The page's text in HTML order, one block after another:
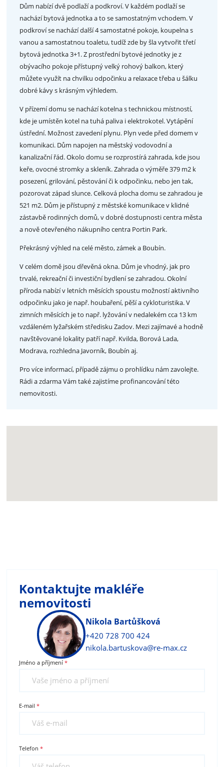
Dům nabízí dvě podlaží a podkroví. V každém podlaží se
nachází bytová jednotka a to se samostatným vchodem. V
podkroví se nachází další 4 samostatné pokoje, koupelna s
vanou a samostatnou toaletu, tudíž zde by šla vytvořit třetí
bytová jednotka 3+1. Z prostřední bytové jednotky je z
obývacího pokoje přístupný velký rohový balkon, který
můžete využít na chvilku odpočinku a relaxace třeba u šálku
dobré kávy s krásným výhledem.
V přízemí domu se nachází kotelna s technickou místností,
kde je umístěn kotel na tuhá paliva i elektrokotel. Vytápění
ústřední. Možnost zavedení plynu. Plyn vede před domem v
komunikaci. Dům napojen na městský vodovodní a
kanalizační řád. Okolo domu se rozprostírá zahrada, kde jsou
keře, ovocné stromky a skleník. Zahrada o výměře 379 m2 k
posezení, grilování, pěstování či k odpočinku, nebo jen tak,
pozorovat západ slunce. Celková plocha domu se zahradou je
521 m2. Dům je přístupný z městské komunikace v klidné
zástavbě rodinných domů, v dobré dostupnosti centra města
a nově otevřeného nákupního centra Portin Park.
Překrásný výhled na celé město, zámek a Boubín.
V celém domě jsou dřevěná okna. Dům je vhodný, jak pro
trvalé, rekreační či investiční bydlení se zahradou. Okolní
příroda nabízí v letních měsících spoustu možností aktivního
odpočinku jako je např. houbaření, pěší a cykloturistika. V
zimních měsících je to např. lyžování v nedalekém cca 13 km
vzdáleném lyžařském středisku Zadov. Mezi zajímavé a hodně
navštěvované lokality patří např. Kvilda, Borová Lada,
Modrava, rozhledna Javorník, Boubín aj.
Pro více informací, případě zájmu o prohlídku nám zavolejte.
Rádi a zdarma Vám také zajistíme profinancování této
nemovitosti.
Kontaktujte makléře
nemovitosti
Nikola Bartůšková
+420 728 700 424
nikola.bartuskova@re-max.cz
Jméno a příjmení
E-mail
Telefon